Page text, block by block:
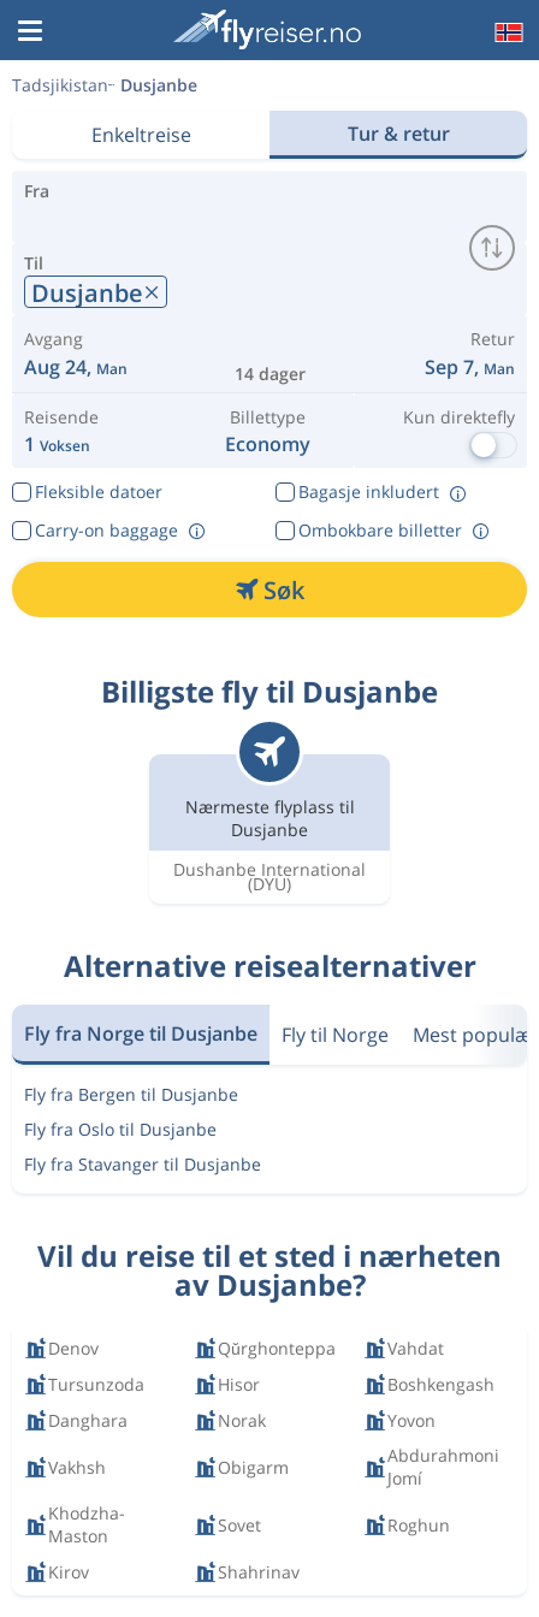
Tadsjikistan Dusjanbe
Enkeltreise Tur & retur
Fra
Til
Dusjanbe
Avgang
Aug 24, Man 14 dager
Retur
Sep 7, Man
Reisende
1 Voksen
Billettype
Economy
Kun direktefly
Fleksible datoer
Bagasje inkludert
Ombokbare billetter
Carry-on baggage
Søk
Billigste fly til Dusjanbe
Nærmeste flyplass til
Dusjanbe
Dushanbe International
(DYU)
Alternative reisealternativer
Fly fra Norge til Dusjanbe Fly til Norge Mest
Fly fra Bergen til Dusjanbe
Fly fra Oslo til Dusjanbe
Fly fra Stavanger til Dusjanbe
Vil du reise til et sted i nærheten
av Dusjanbe?
Denov Qŭrghonteppa
Vahdat
Tursunzoda
Hisor
Boshkengash
Danghara
Norak Yovon
Vakhsh Obigarm
Abdurahmoni
Jomí
Khodzha-
Maston
Sovet Roghun
Kirov Shahrinav